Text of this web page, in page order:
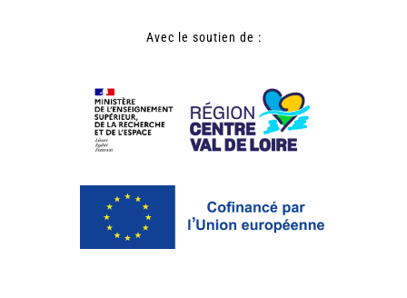
Avec le soutien de :